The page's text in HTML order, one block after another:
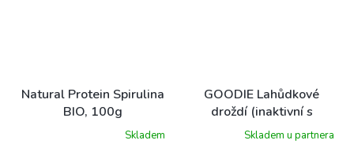
Natural Protein Spirulina
BIO, 100g
Skladem
GOODIE Lahůdkové
droždí (inaktivní s
vitamínem B 12) BIO
Skladem u partnera